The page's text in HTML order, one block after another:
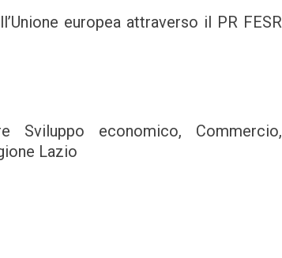
europea attraverso il PR FESR
Sviluppo economico, Commercio,
Lazio